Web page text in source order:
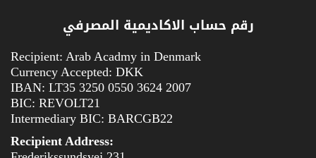
رقم حساب الاكاديمية المصرفي
Recipient: Arab Acadmy in Denmark
Currency Accepted: DKK
IBAN: LT35 3250 0550 3624 2007
BIC: REVOLT21
Intermediary BIC: BARCGB22
Recipient Address: